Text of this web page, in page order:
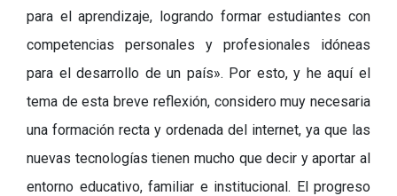
para el aprendizaje, logrando formar estudiantes con
competencias personales y profesionales idóneas
para el desarrollo de un país». Por esto, y he aquí el
tema de esta breve reflexión, considero muy necesaria
una formación recta y ordenada del internet, ya que las
nuevas tecnologías tienen mucho que decir y aportar al
entorno educativo, familiar e institucional. El progreso